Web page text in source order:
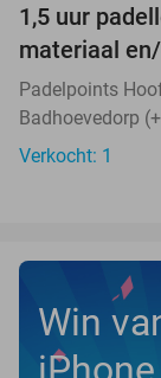
TODAY
1,5 uur
materiaal
Padelpoints
Badhoevedorp
Verkocht: 1
Win